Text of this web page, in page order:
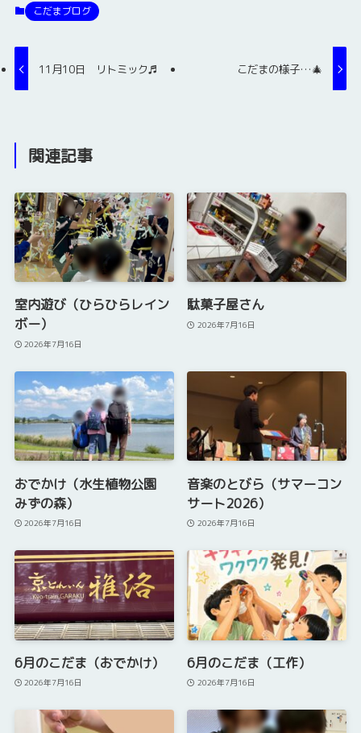
こだまブログ
11月10日 リトミック♬ こだまの様子…🎄
関連記事
室内遊び（ひらひらレイン
ボー）
2026年7月16日
駄菓子屋さん
2026年7月16日
おでかけ（水生植物公園
みずの森）
2026年7月16日
音楽のとびら（サマーコン
サート2026）
2026年7月16日
6月のこだま（おでかけ）
2026年7月16日
6月のこだま（工作）
2026年7月16日